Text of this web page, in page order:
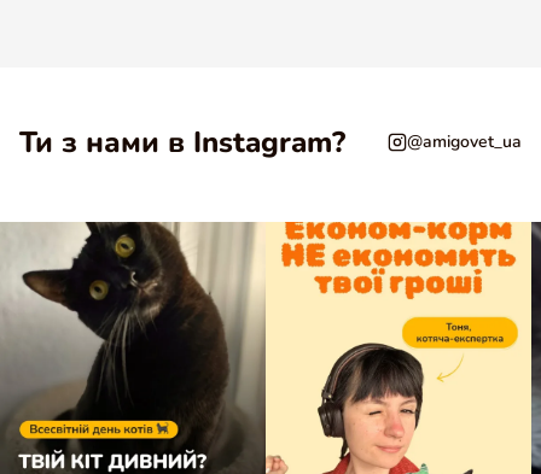
Ти з нами в Instagram? @amigovet_ua